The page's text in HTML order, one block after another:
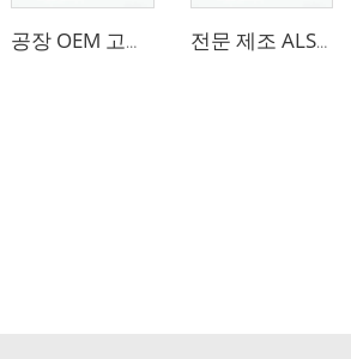
공장 OEM 고성능 50옴 Rg213/U Rg214/U 안테나 시스템용 동축 케이블 전문 제조 ALSR200 ALSR300 ALSR400 ALSR6000 5D-FB 8D-FB 안테나용 동축 케이블